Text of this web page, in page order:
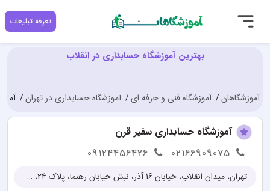
تعرفه تبلیغات
بهترین آموزشگاه حسابداری در انقلاب
آموزشگاهان آموزشگاه فنی و حرفه ای آموزشگاه حسابداری در تهران
آموزشگاه حسابداری سفیر قرن
02166909075
09124456426
تهران، میدان انقلاب، خیابان 16 آذر، نبش خیابان رهنما، پلاک 24، طبقه دوم